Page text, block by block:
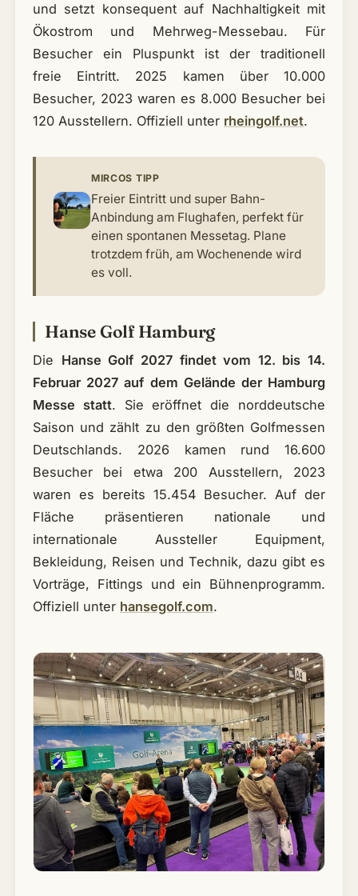
und setzt konsequent auf Nachhaltigkeit mit
Ökostrom und Mehrweg-Messebau. Für
Besucher ein Pluspunkt ist der traditionell
freie Eintritt. 2025 kamen über 10.000
Besucher, 2023 waren es 8.000 Besucher bei
120 Ausstellern. Offiziell unter rheingolf.net.
MIRCOS TIPP
Freier Eintritt und super Bahn-
Anbindung am Flughafen, perfekt für
einen spontanen Messetag. Plane
trotzdem früh, am Wochenende wird
es voll.
Hanse Golf Hamburg
Die Hanse Golf 2027 findet vom 12. bis 14.
Februar 2027 auf dem Gelände der Hamburg
Messe statt. Sie eröffnet die norddeutsche
Saison und zählt zu den größten Golfmessen
Deutschlands. 2026 kamen rund 16.600
Besucher bei etwa 200 Ausstellern, 2023
waren es bereits 15.454 Besucher. Auf der
Fläche präsentieren nationale und
internationale Aussteller Equipment,
Bekleidung, Reisen und Technik, dazu gibt es
Vorträge, Fittings und ein Bühnenprogramm.
Offiziell unter hansegolf.com.